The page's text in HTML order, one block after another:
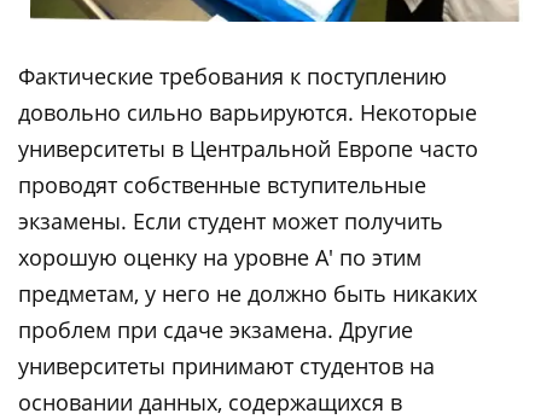
Фактические требования к поступлению
довольно сильно варьируются. Некоторые
университеты в Центральной Европе часто
проводят собственные вступительные
экзамены. Если студент может получить
хорошую оценку на уровне A' по этим
предметам, у него не должно быть никаких
проблем при сдаче экзамена. Другие
университеты принимают студентов на
основании данных, содержащихся в